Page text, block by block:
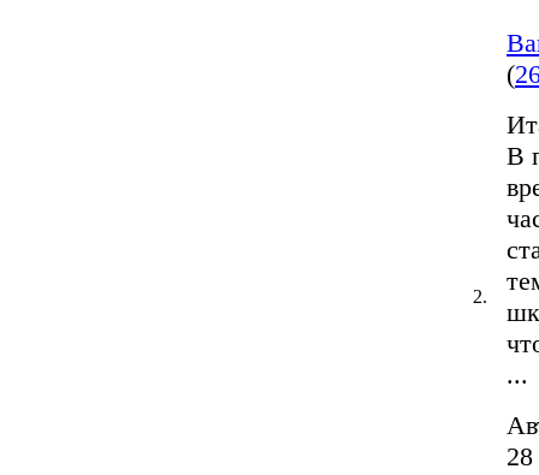
2.
(
В
...